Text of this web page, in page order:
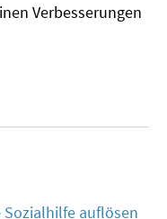
Verbesserungen
auflösen